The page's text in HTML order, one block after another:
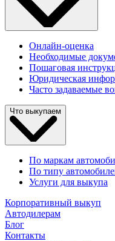
Онлайн-оценка
Необходимые
Пошаговая
Юридическая
Часто задаваемые
Что выкупаем
По маркам
По типу
Услуги для выкупа
Корпоративный выкуп
Автодилерам
Блог
Контакты